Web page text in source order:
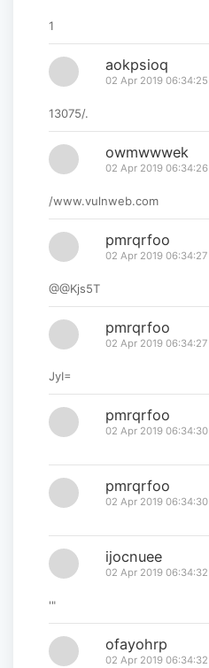
1
aokpsioq
02 Apr 2019 06:34:25
13075/.
owmwwwek
02 Apr 2019 06:34:26
/www.vulnweb.com
pmrqrfoo
02 Apr 2019 06:34:27
@@Kjs5T
pmrqrfoo
02 Apr 2019 06:34:27
JyI=
pmrqrfoo
02 Apr 2019 06:34:30
pmrqrfoo
02 Apr 2019 06:34:30
ijocnuee
02 Apr 2019 06:34:32
'"
ofayohrp
02 Apr 2019 06:34:32